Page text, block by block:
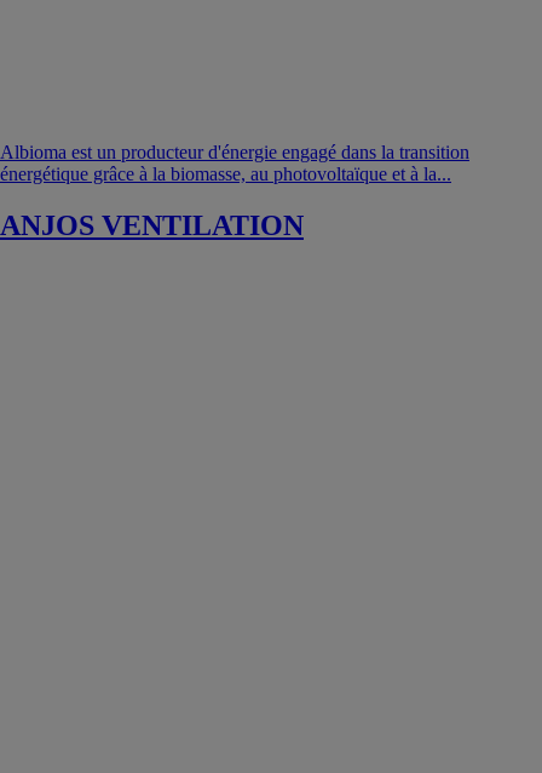
Albioma est un producteur d'énergie engagé dans la transition
énergétique grâce à la biomasse, au photovoltaïque et à la...
ANJOS VENTILATION